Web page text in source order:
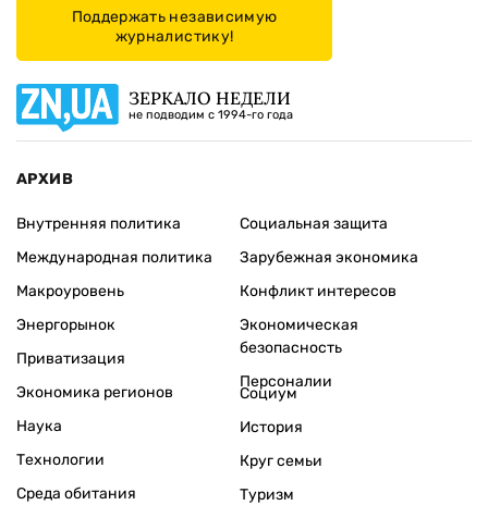
Поддержать независимую
журналистику!
ЗЕРКАЛО НЕДЕЛИ
не подводим с 1994-го года
АРХИВ
Внутренняя политика
Международная политика
Макроуровень
Энергорынок
Приватизация
Экономика регионов
Социальная защита
Зарубежная экономика
Конфликт интересов
Экономическая
безопасность
Персоналии
Наука
Технологии
Среда обитания
Социум
История
Круг семьи
Туризм